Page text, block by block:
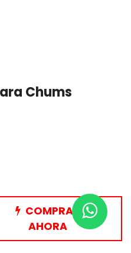
Chums
COMPRAR
AHORA